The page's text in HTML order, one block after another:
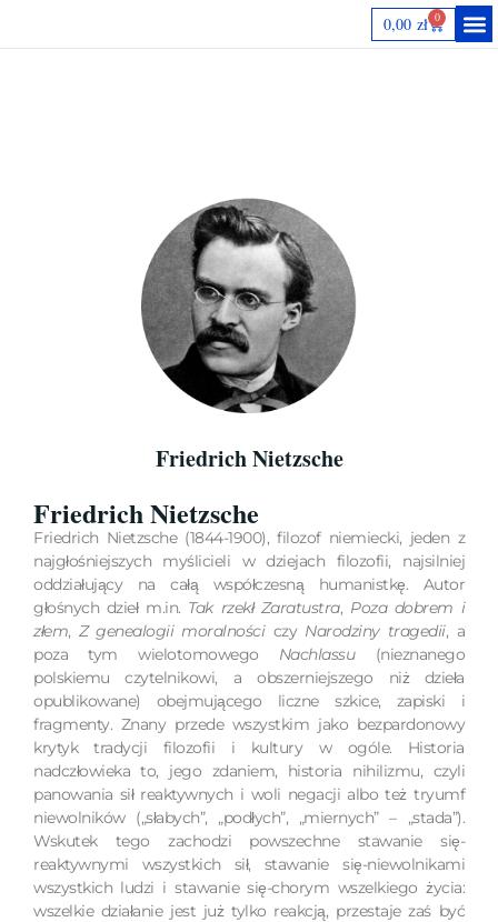
0,00 zł 0
Friedrich Nietzsche
Friedrich Nietzsche
Friedrich Nietzsche (1844-1900), filozof niemiecki, jeden z
najgłośniejszych myślicieli w dziejach filozofii, najsilniej
oddziałujący na całą współczesną humanistkę. Autor
głośnych dzieł m.in. Tak rzekł Zaratustra, Poza dobrem i
złem, Z genealogii moralności czy Narodziny tragedii, a
poza tym wielotomowego Nachlassu(nieznanego
polskiemu czytelnikowi, a obszerniejszego niż dzieła
opublikowane) obejmującego liczne szkice, zapiski i
fragmenty. Znany przede wszystkim jako bezpardonowy
krytyk tradycji filozofii i kultury w ogóle. Historia
nadczłowieka to, jego zdaniem, historia nihilizmu, czyli
panowania sił reaktywnych i woli negacji albo też tryumf
niewolników („słabych”, „podłych”, „miernych” – „stada”).
Wskutek tego zachodzi powszechne stawanie się-
reaktywnymi wszystkich sił, stawanie się-niewolnikami
wszystkich ludzi i stawanie się-chorym wszelkiego życia:
wszelkie działanie jest już tylko reakcją, przestaje zaś być